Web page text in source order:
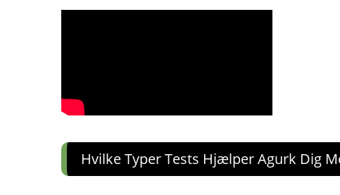
Hvilke Typer Tests Hjælper Agurk Dig